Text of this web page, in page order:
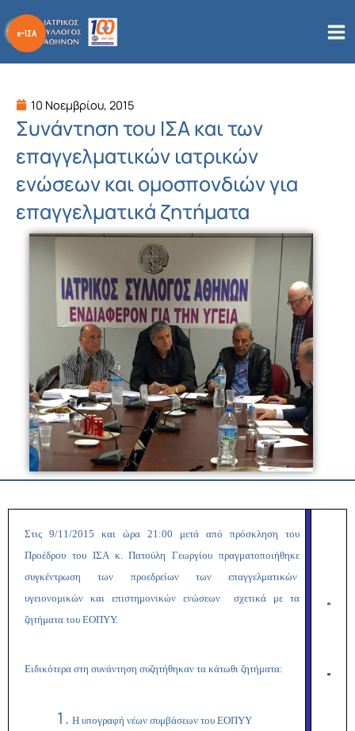
στο
περιεχόμενο
10 Νοεμβρίου, 2015
Συνάντηση του ΙΣΑ και των
επαγγελματικών ιατρικών
ενώσεων και ομοσπονδιών για
επαγγελματικά ζητήματα
Στις 9/11/2015 και ώρα 21:00 μετά από πρόσκληση του
Προέδρου του ΙΣΑ κ. Πατούλη Γεωργίου πραγματοποιήθηκε
συγκέντρωση των προεδρείων των επαγγελματικών
υγειονομικών και επιστημονικών ενώσεων σχετικά με τα
ζητήματα του ΕΟΠΥΥ.
Ειδικότερα στη συνάντηση συζητήθηκαν τα κάτωθι ζητήματα:
Η υπογραφή νέων συμβάσεων του ΕΟΠΥΥ